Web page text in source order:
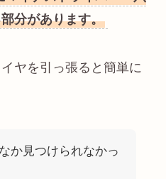
分があります。
ヤを引っ張ると簡単に
か見つけられなかっ